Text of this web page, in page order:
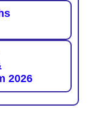
2026